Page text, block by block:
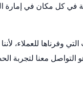
كل مكان في إمارة
للعملاء،
معنا لتجربة